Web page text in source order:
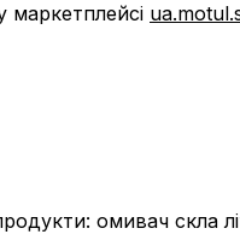
маркетплейсі
омивач скла